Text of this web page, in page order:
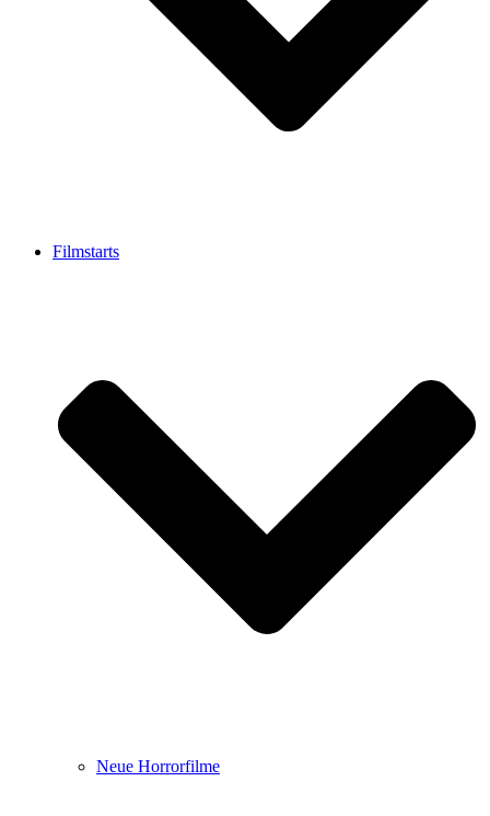
Filmstarts
Neue Horrorfilme